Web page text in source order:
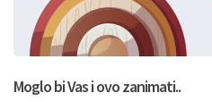
formi/obrazaca dostupnih
BRO'N BRO d.o.o. će s
postupati sukladno Općoj
privatnosti i kolačića koju
Moglo bi Vas i ovo zanimati..